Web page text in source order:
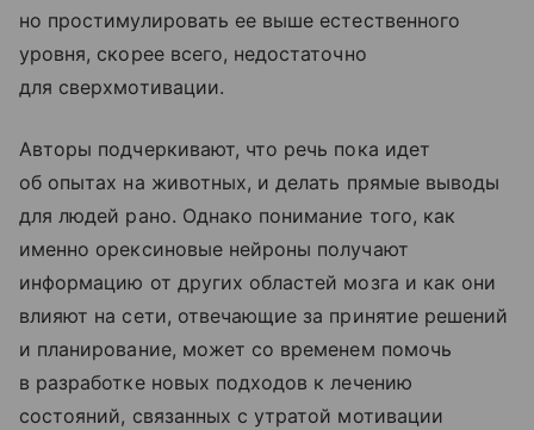
но простимулировать ее выше естественного
уровня, скорее всего, недостаточно
для сверхмотивации.
Авторы подчеркивают, что речь пока идет
об опытах на животных, и делать прямые выводы
для людей рано. Однако понимание того, как
именно орексиновые нейроны получают
информацию от других областей мозга и как они
влияют на сети, отвечающие за принятие решений
и планирование, может со временем помочь
в разработке новых подходов к лечению
состояний, связанных с утратой мотивации